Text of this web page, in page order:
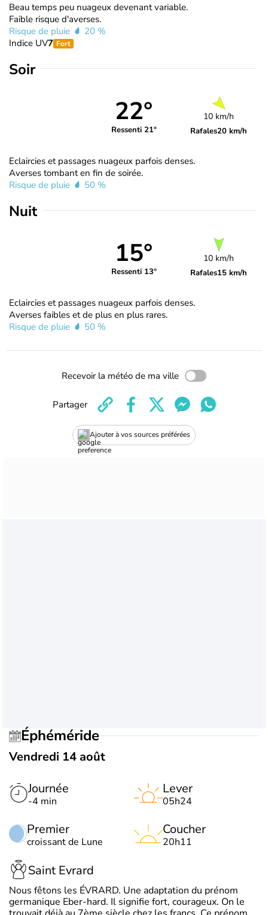
Beau temps peu nuageux devenant variable.
Faible risque d'averses.
Risque de pluie
20 %
Indice UV7 Fort
Soir
22°
Ressenti 21°
10 km/h
Rafales20 km/h
Eclaircies et passages nuageux parfois denses.
Averses tombant en fin de soirée.
Risque de pluie
50 %
Nuit
15°
Ressenti 13°
10 km/h
Rafales15 km/h
Eclaircies et passages nuageux parfois denses.
Averses faibles et de plus en plus rares.
Risque de pluie
50 %
Recevoir la météo de ma ville
Ajouter à vos sources préférées
Partager
Éphéméride
Vendredi 14 août
Journée
-4 min
Premier
croissant de Lune
Lever
05h24
Coucher
20h11
Saint Evrard
Nous fêtons les ÉVRARD. Une adaptation du prénom
germanique Eber-hard. Il signifie fort, courageux. On le